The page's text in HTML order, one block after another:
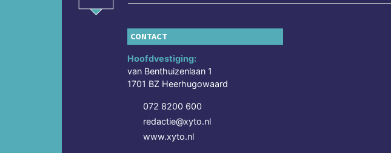
CONTACT
Hoofdvestiging:
van Benthuizenlaan 1
1701 BZ Heerhugowaard
072 8200 600
redactie@xyto.nl
www.xyto.nl